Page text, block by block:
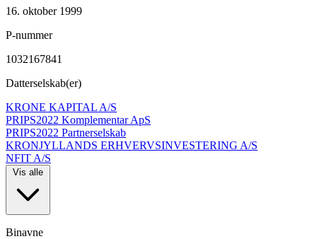
16. oktober 1999
P-nummer
1032167841
Datterselskab(er)
KRONE KAPITAL A/S
PRIPS2022 Komplementar ApS
PRIPS2022 Partnerselskab
KRONJYLLANDS ERHVERVSINVESTERING A/S
NFIT A/S
Vis alle
Binavne